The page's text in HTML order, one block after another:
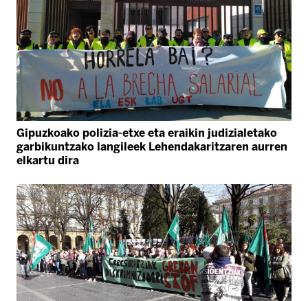
Gipuzkoako polizia-etxe eta eraikin judizialetako
garbikuntzako langileek Lehendakaritzaren aurren
elkartu dira